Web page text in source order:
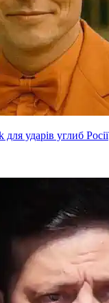
ударів углиб Росії